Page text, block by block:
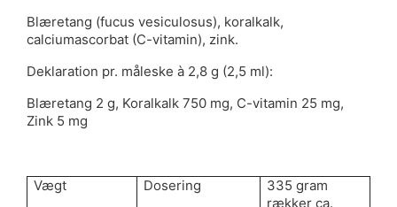
Blæretang (fucus vesiculosus), koralkalk,
calciumascorbat (C-vitamin), zink.
Deklaration pr. måleske à 2,8 g (2,5 ml):
Blæretang 2 g, Koralkalk 750 mg, C-vitamin 25 mg,
Zink 5 mg
Vægt Dosering
335 gram
rækker ca.